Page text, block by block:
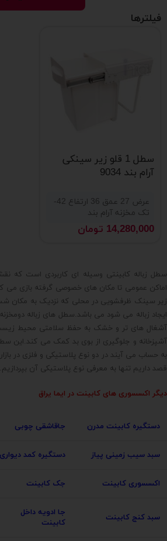
فیلترها
سطل 1 قلو زیر سینکی
آرام بند 9034
عرض 27 عمق 36 ارتفاع 42-
تک مخزنه آرام بند
14,280,000 تومان
سطل زباله کابینتی وسیله ای کاربردی است که
اماکن عمومی تا مکان های خصوصی گرفته بازی می
زیر سینک ظرفشویی در محلی که نزدیک به مکان
ایجاد زباله می شود می باشد.سطل های زباله
آشغال های تر و خشک به حفظ سلامتی محیط
آشپزخانه و جلوگیری از بوی بد کمک می کند.این
به حساب می آیند در دو نوع پلاستیکی و فلزی در
قصد داریم تنها به معرفی نوع پلاستیکی آن بپردازیم.
دیگر اکسسوری های کابینت در ایما یراق
دستگیره کابینت مدرن جاقاشقی چوبی
سبد سیب زمینی پیاز دستگیره کمد دیواری
اکسسوری کابینت جک کابینت
سبد کنج کابینت
جا ادویه داخل
کابینت